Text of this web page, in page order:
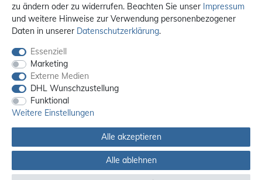
Versandkosten in andere Länder finden Siehier
zu ändern oder zu widerrufen. Beachten Sie unser Impressum
und weitere Hinweise zur Verwendung personenbezogener
Daten in unserer Daten­schutz­erklärung.
Essenziell
Marketing
Externe Medien
DHL Wunschzustellung
Funktional
Weitere Einstellungen
Alle akzeptieren
Alle ablehnen